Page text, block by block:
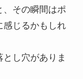
、その瞬間はポ
感じるかもしれ
し穴がありま